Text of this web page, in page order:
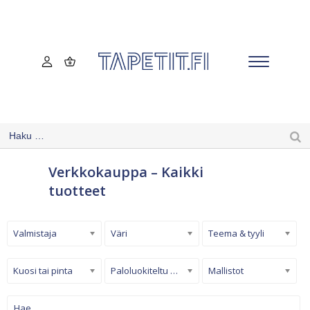
Verkkokauppa – Kaikki
tuotteet
Valmistaja Väri Teema & tyyli
Kuosi tai pinta Paloluokiteltu tapetti Mallistot